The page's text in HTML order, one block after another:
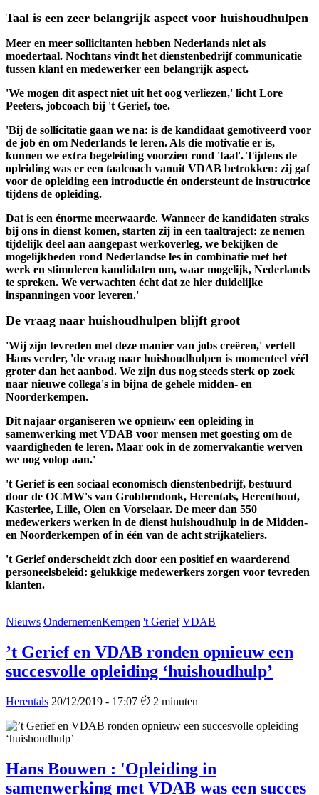
Taal is een zeer belangrijk aspect voor huishoudhulpen
Meer en meer sollicitanten hebben Nederlands niet als
moedertaal. Nochtans vindt het dienstenbedrijf communicatie
tussen klant en medewerker een belangrijk aspect.
'We mogen dit aspect niet uit het oog verliezen,' licht Lore
Peeters, jobcoach bij 't Gerief, toe.
'Bij de sollicitatie gaan we na: is de kandidaat gemotiveerd voor
de job én om Nederlands te leren. Als die motivatie er is,
kunnen we extra begeleiding voorzien rond 'taal'. Tijdens de
opleiding was er een taalcoach vanuit VDAB betrokken: zij gaf
voor de opleiding een introductie én ondersteunt de instructrice
tijdens de opleiding.
Dat is een énorme meerwaarde. Wanneer de kandidaten straks
bij ons in dienst komen, starten zij in een taaltraject: ze nemen
tijdelijk deel aan aangepast werkoverleg, we bekijken de
mogelijkheden rond Nederlandse les in combinatie met het
werk en stimuleren kandidaten om, waar mogelijk, Nederlands
te spreken. We verwachten écht dat ze hier duidelijke
inspanningen voor leveren.'
De vraag naar huishoudhulpen blijft groot
'Wij zijn tevreden met deze manier van jobs creëren,' vertelt
Hans verder, 'de vraag naar huishoudhulpen is momenteel véél
groter dan het aanbod. We zijn dus nog steeds sterk op zoek
naar nieuwe collega's in bijna de gehele midden- en
Noorderkempen.
Dit najaar organiseren we opnieuw een opleiding in
samenwerking met VDAB voor mensen met goesting om de
vaardigheden te leren. Maar ook in de zomervakantie werven
we nog volop aan.'
't Gerief is een sociaal economisch dienstenbedrijf, bestuurd
door de OCMW's van Grobbendonk, Herentals, Herenthout,
Kasterlee, Lille, Olen en Vorselaar. De meer dan 550
medewerkers werken in de dienst huishoudhulp in de Midden-
en Noorderkempen of in één van de acht strijkateliers.
't Gerief onderscheidt zich door een positief en waarderend
personeelsbeleid: gelukkige medewerkers zorgen voor tevreden
klanten.
Nieuws OndernemenKempen 't Gerief VDAB
’t Gerief en VDAB ronden opnieuw een
succesvolle opleiding ‘huishoudhulp’
Herentals 20/12/2019 - 17:07 2 minuten
Hans Bouwen : 'Opleiding in
samenwerking met VDAB was een succes